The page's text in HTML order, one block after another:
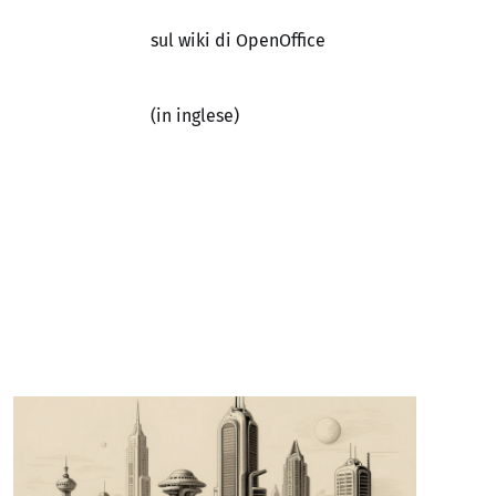
sul wiki di OpenOffice
(in inglese)